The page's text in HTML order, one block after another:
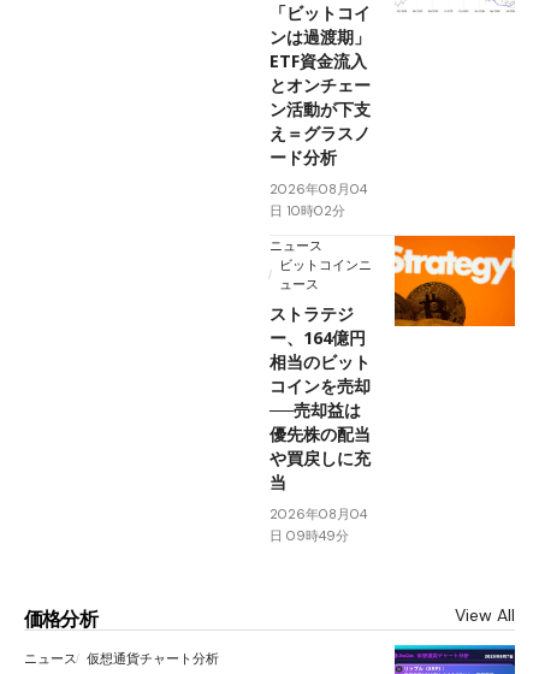
「ビットコイ
ンは過渡期」
ETF資金流入
とオンチェー
ン活動が下支
え＝グラスノ
ード分析
2026年08月04
日 10時02分
ニュース
ビットコインニ
ュース
ストラテジ
ー、164億円
相当のビット
コインを売却
──売却益は
優先株の配当
や買戻しに充
当
2026年08月04
日 09時49分
価格分析 View All
ニュース 仮想通貨チャート分析